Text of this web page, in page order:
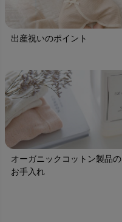
出産祝いのポイント
オーガニックコットン製品の
お手入れ